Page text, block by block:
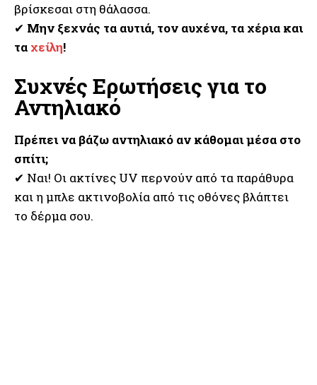
βρίσκεσαι στη θάλασσα.
✔ Μην ξεχνάς τα αυτιά, τον αυχένα, τα χέρια και
τα χείλη!
Συχνές Ερωτήσεις για το
Αντηλιακό
Πρέπει να βάζω αντηλιακό αν κάθομαι μέσα στο
σπίτι;
✔ Ναι! Οι ακτίνες UV περνούν από τα παράθυρα
και η μπλε ακτινοβολία από τις οθόνες βλάπτει
το δέρμα σου.